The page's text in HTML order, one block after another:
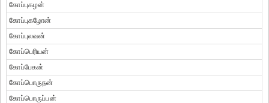
கோப்புகழன்
கோப்புகழோன்
கோப்புலவன்
கோப்பெரியன்
கோப்பேகன்
கோப்பொருநன்
கோப்பொருப்பன்